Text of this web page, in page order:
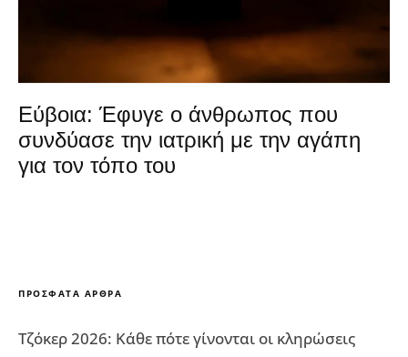
Εύβοια: Έφυγε ο άνθρωπος που
συνδύασε την ιατρική με την αγάπη
για τον τόπο του
ΠΡΌΣΦΑΤΑ ΆΡΘΡΑ
Τζόκερ 2026: Κάθε πότε γίνονται οι κληρώσεις